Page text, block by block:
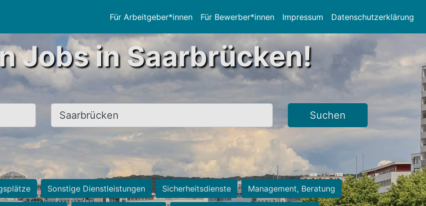
Für Arbeitgeber*innen Für Bewerber*innen Impressum Datenschutzerklärung
Jobs in Saarbrücken!
Ort, Stadt Suchen
Sonstige Dienstleistungen Sicherheitsdienste Management, Beratung